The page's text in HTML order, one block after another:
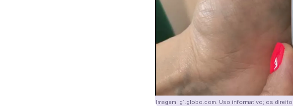
Imagem: g1.globo.com. Uso informativo; os